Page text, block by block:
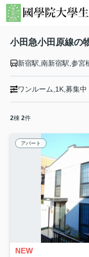
小田急小田原線の
ワンルーム,1K,募集中
2棟 2件
アパート
NEW